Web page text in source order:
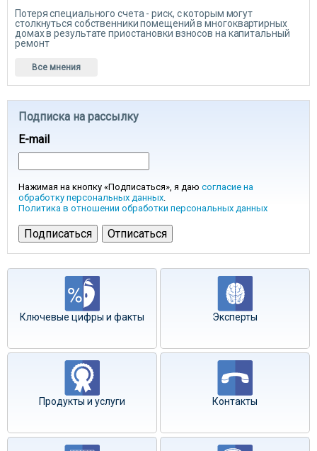
Потеря специального счета - риск, с которым могут
столкнуться собственники помещений в многоквартирных
домах в результате приостановки взносов на капитальный
ремонт
Все мнения
Подписка на рассылку
E-mail
Нажимая на кнопку «Подписаться», я даю согласие на
обработку персональных данных.
Политика в отношении обработки персональных данных
Ключевые цифры и факты Эксперты
Продукты и услуги Контакты